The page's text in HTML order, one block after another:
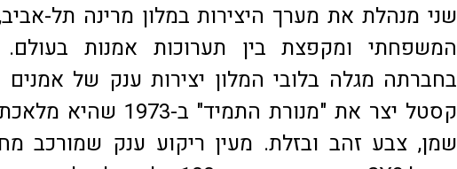
שני מנהלת את מערך היצירות במלון מרינה תל-
המשפחתי ומקפצת בין תערוכות אמנות בעולם.
בחברתה מגלה בלובי המלון יצירות ענק של אמנים
קסטל יצר את "מנורת
שמן, צבע זהב ובזלת. מעין ריקוע ענק שמורכב